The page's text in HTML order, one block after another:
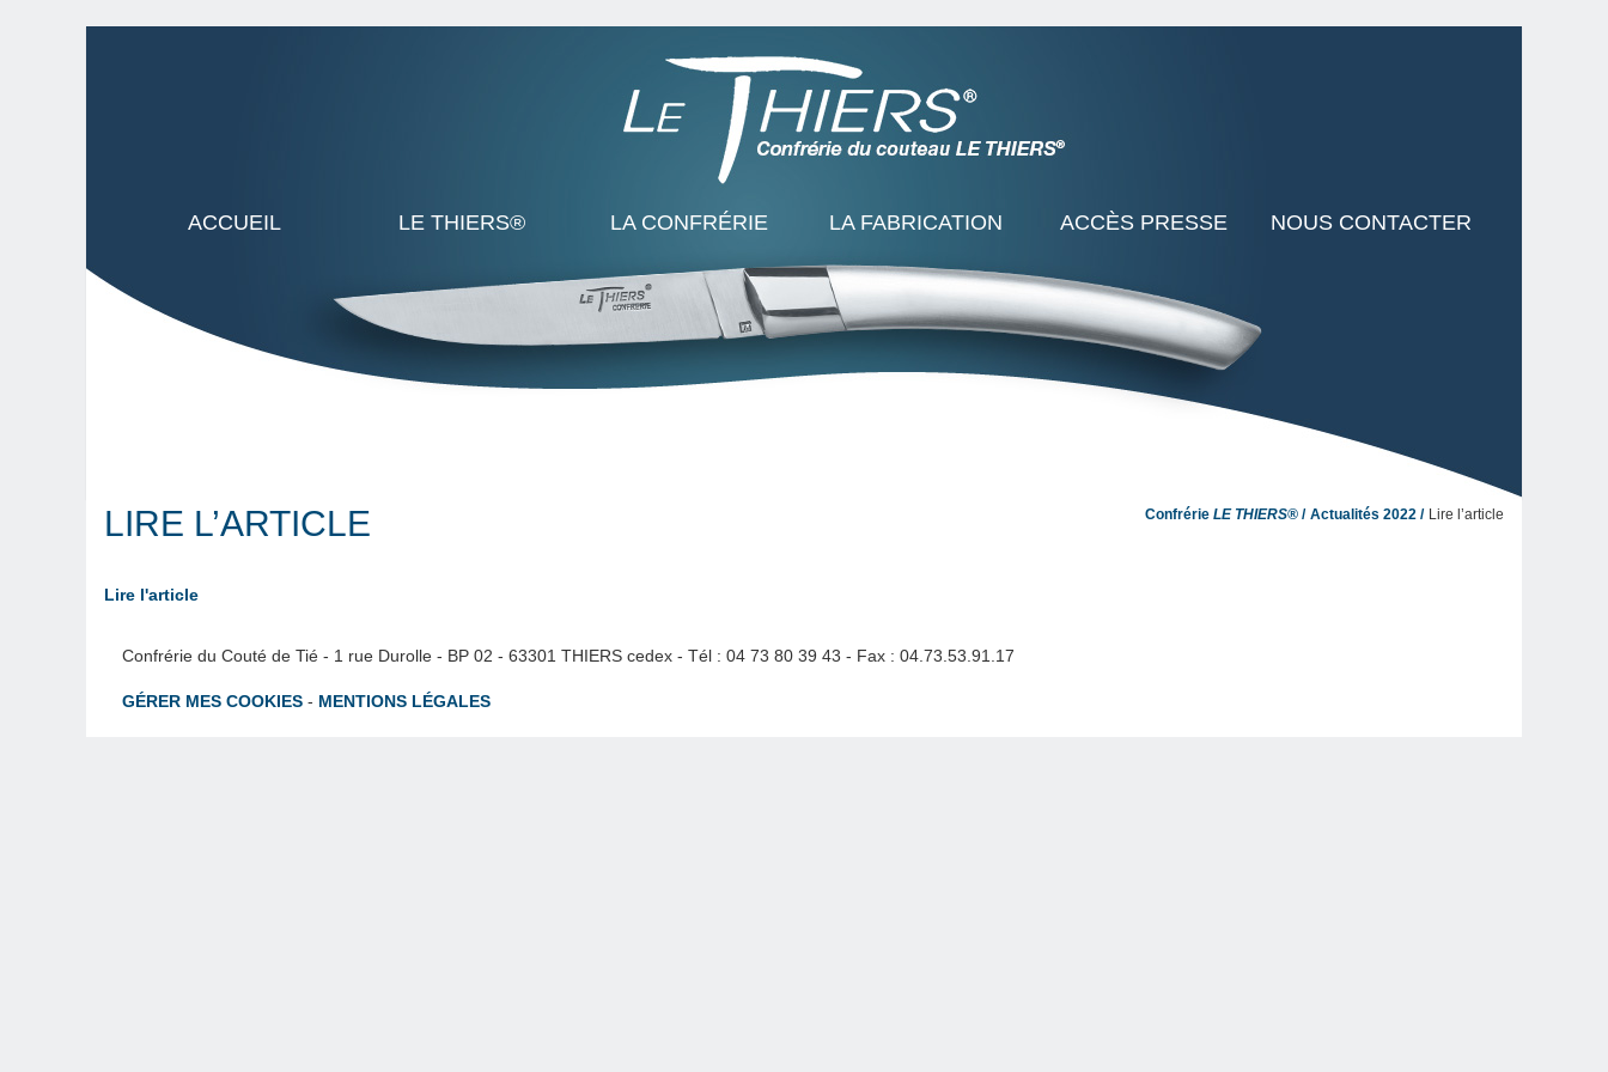
ACCUEIL LE THIERS® LA CONFRÉRIE LA FABRICATION ACCÈS PRESSE NOUS CONTACTER
LIRE L’ARTICLE Confrérie LE THIERS® Actualités 2022 Lire l’article
Lire l'article
Confrérie du Couté de Tié - 1 rue Durolle - BP 02 - 63301 THIERS cedex - Tél : 04 73 80 39 43 - Fax : 04.73.53.91.17
GÉRER MES COOKIES - MENTIONS LÉGALES